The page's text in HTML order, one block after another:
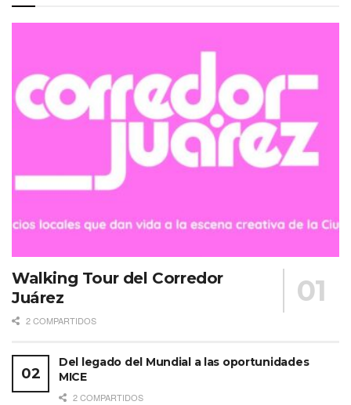
Walking Tour del Corredor
Juárez
2 COMPARTIDOS
Del legado del Mundial a las oportunidades
MICE
2 COMPARTIDOS